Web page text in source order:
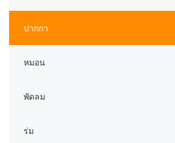
ปากกา
หมอน
พัดลม
ร่ม